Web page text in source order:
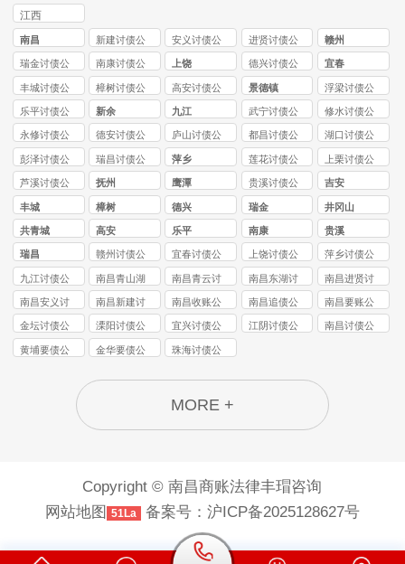
江西
南昌
新建讨债公
司
安义讨债公
司
进贤讨债公
司
赣州
瑞金讨债公
司
南康讨债公
司
上饶
德兴讨债公
司
宜春
丰城讨债公
司
樟树讨债公
司
高安讨债公
司
景德镇
浮梁讨债公
司
乐平讨债公
司
新余 九江
武宁讨债公
司
修水讨债公
司
永修讨债公
司
德安讨债公
司
庐山讨债公
司
都昌讨债公
司
湖口讨债公
司
彭泽讨债公
司
瑞昌讨债公
司
萍乡
莲花讨债公
司
上栗讨债公
司
芦溪讨债公
司
抚州 鹰潭
贵溪讨债公
司
吉安
丰城 樟树 德兴 瑞金 井冈山
共青城 高安 乐平 南康 贵溪
瑞昌
赣州讨债公
司
宜春讨债公
司
上饶讨债公
司
萍乡讨债公
司
九江讨债公
司
南昌青山湖
讨债
南昌青云讨
债公司
南昌东湖讨
债公司
南昌进贤讨
债公司
南昌安义讨
债公司
南昌新建讨
债公司
南昌收账公
司
南昌追债公
司
南昌要账公
司
金坛讨债公
司
溧阳讨债公
司
宜兴讨债公
司
江阴讨债公
南昌讨债公
黄埔要债公
金华要债公
珠海讨债公
MORE +
Copyright © 南昌商账法律丰瑁咨询
网站地图
51La 备案号： 沪ICP备2025128627号